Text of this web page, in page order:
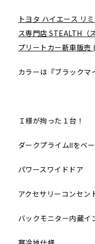
トヨタ ハイエース リ
ス専門店 STEALTH（
プリートカー新車販
カラーは『ブラックマ
Ｉ様が拘った１台！
ダークプライムⅡをベ
パワースワイドドア
アクセサリーコンセン
バックモニター内蔵イ